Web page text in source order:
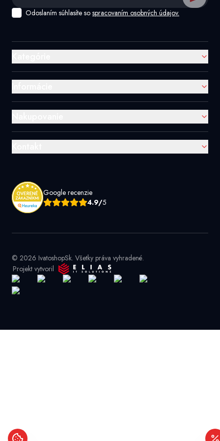
Odoslaním súhlasíte so spracovaním osobných údajov.
Google recenzie
4.9/5
© 2026 IvatoshopSk. Všetky práva vyhradené.
Projekt vytvoril